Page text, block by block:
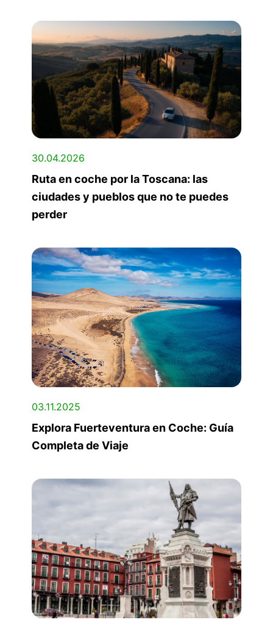
30.04.2026
Ruta en coche por la Toscana: las
ciudades y pueblos que no te puedes
perder
03.11.2025
Explora Fuerteventura en Coche: Guía
Completa de Viaje